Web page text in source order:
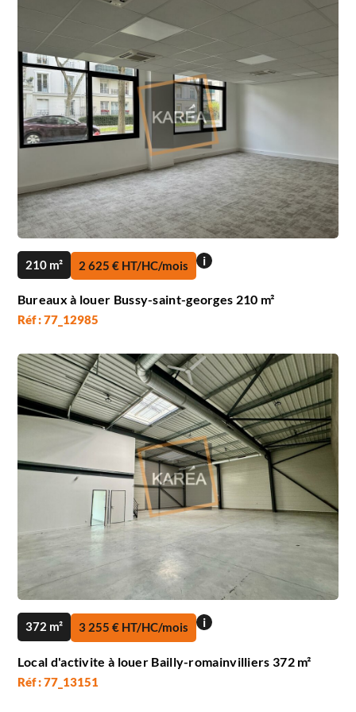
210 m² 2 625 € HT/HC/mois i
Bureaux à louer Bussy-saint-georges 210 m²
Réf : 77_12985
372 m² 3 255 € HT/HC/mois i
Local d'activite à louer Bailly-romainvilliers 372 m²
Réf : 77_13151